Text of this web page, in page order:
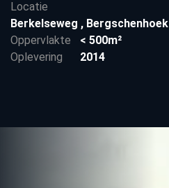
Locatie
Berkelseweg , Bergschenhoek
Oppervlakte
< 500m²
Oplevering
2014